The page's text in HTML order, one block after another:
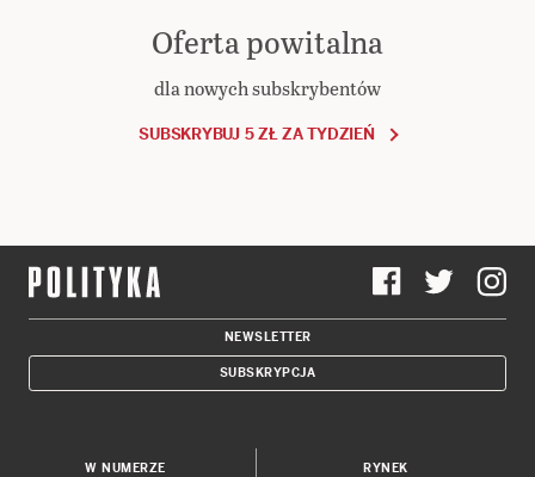
Oferta powitalna
dla nowych subskrybentów
SUBSKRYBUJ 5 ZŁ ZA TYDZIEŃ
NEWSLETTER
SUBSKRYPCJA
W NUMERZE RYNEK